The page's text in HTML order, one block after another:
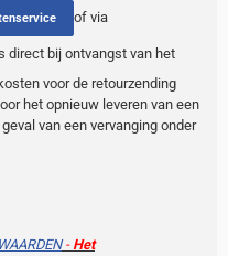
of via
direct bij ontvangst van het
voor de retourzending
het opnieuw leveren van een
van een vervanging onder
- Het